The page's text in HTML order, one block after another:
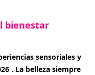
bienestar
sensoriales y
. La belleza siempre